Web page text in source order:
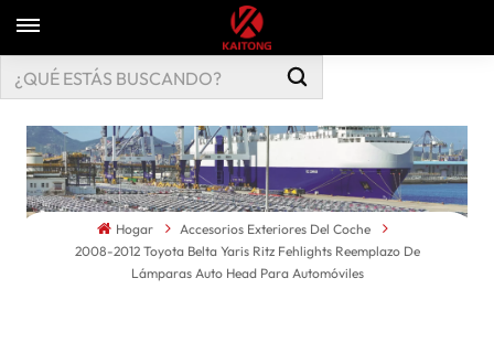
Hogar
Accesorios Exteriores Del Coche
2008-2012 Toyota Belta Yaris Ritz Fehlights Reemplazo De
Lámparas Auto Head Para Automóviles